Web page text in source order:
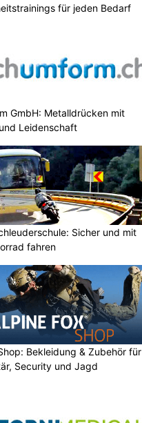
für jeden Bedarf
GmbH: Metalldrücken mit
Leidenschaft
Sicher und mit
fahren
Bekleidung & Zubehör für
Security und Jagd